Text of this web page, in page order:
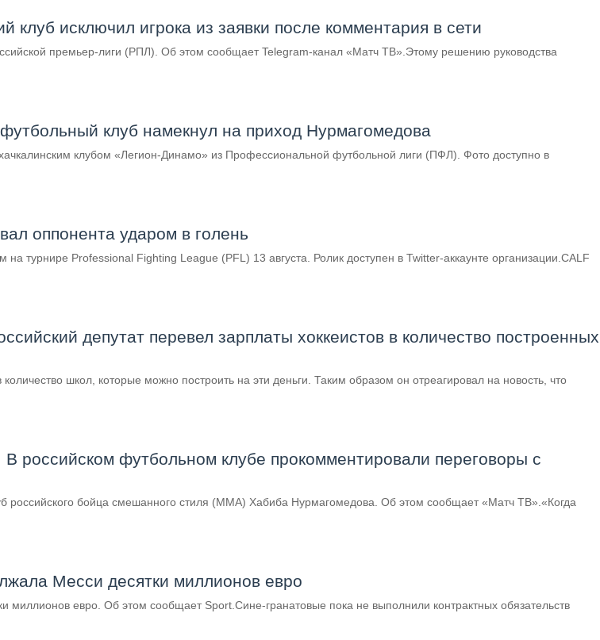
клуб исключил игрока из заявки после комментария в сети
премьер-лиги (РПЛ). Об этом сообщает Telegram-канал «Матч ТВ».Этому решению руководства
клуб намекнул на приход Нурмагомедова
клубом «Легион-Динамо» из Профессиональной футбольной лиги (ПФЛ). Фото доступно в
оппонента ударом в голень
турнире Professional Fighting League (PFL) 13 августа. Ролик доступен в Twitter-аккаунте организации.CALF
депутат перевел зарплаты хоккеистов в количество построенных
школ, которые можно построить на эти деньги. Таким образом он отреагировал на новость, что
В российском футбольном клубе прокомментировали переговоры с
бойца смешанного стиля (MMA) Хабиба Нурмагомедова. Об этом сообщает «Матч ТВ».«Когда
Месси десятки миллионов евро
евро. Об этом сообщает Sport.Сине-гранатовые пока не выполнили контрактных обязательств